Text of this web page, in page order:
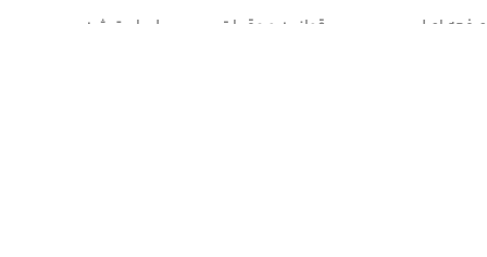
صفحه اصلی
قوانین و مقررات
پلی استیشن